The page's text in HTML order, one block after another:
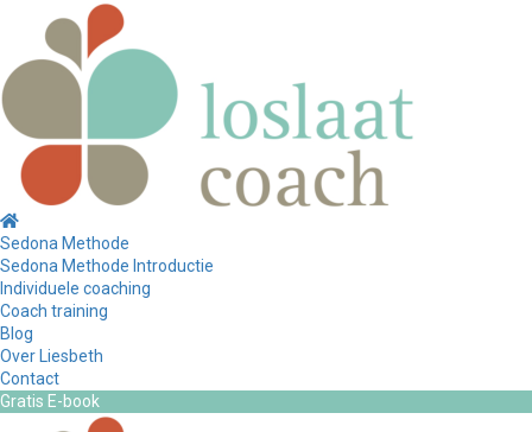
Sedona Methode
Sedona Methode Introductie
Individuele coaching
Coach training
Blog
Over Liesbeth
Contact
Gratis E-book